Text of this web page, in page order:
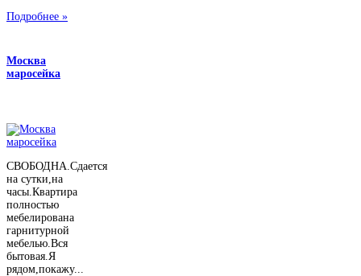
Подробнее »
Москва
маросейка
СВОБОДНА.Сдается
на сутки,на
часы.Квартира
полностью
мебелирована
гарнитурной
мебелью.Вся
бытовая.Я
рядом,покажу...